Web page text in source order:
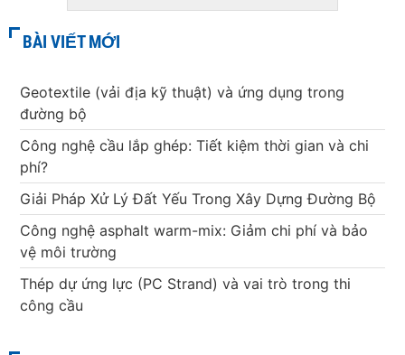
BÀI VIẾT MỚI
Geotextile (vải địa kỹ thuật) và ứng dụng trong
đường bộ
Công nghệ cầu lắp ghép: Tiết kiệm thời gian và chi
phí?
Giải Pháp Xử Lý Đất Yếu Trong Xây Dựng Đường Bộ
Công nghệ asphalt warm-mix: Giảm chi phí và bảo
vệ môi trường
Thép dự ứng lực (PC Strand) và vai trò trong thi
công cầu